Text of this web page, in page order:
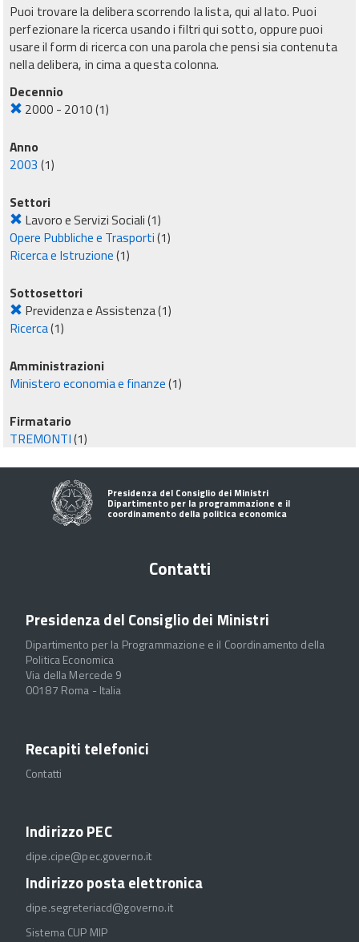
Puoi trovare la delibera scorrendo la lista, qui al lato. Puoi
perfezionare la ricerca usando i filtri qui sotto, oppure puoi
usare il form di ricerca con una parola che pensi sia contenuta
nella delibera, in cima a questa colonna.
Decennio
2000 - 2010(1)
Anno
2003 (1)
Settori
Lavoro e Servizi Sociali(1)
Opere Pubbliche e Trasporti(1)
Ricerca e Istruzione(1)
Sottosettori
Previdenza e Assistenza(1)
Ricerca(1)
Amministrazioni
Ministero economia e finanze(1)
Firmatario
TREMONTI(1)
Presidenza del Consiglio dei Ministri
Dipartimento per la programmazione e il
coordinamento della politica economica
Contatti
Presidenza del Consiglio dei Ministri
Dipartimento per la Programmazione e il Coordinamento della
Politica Economica
Via della Mercede 9
00187 Roma - Italia
Recapiti telefonici
Contatti
Indirizzo PEC
dipe.cipe@pec.governo.it
Indirizzo posta elettronica
dipe.segreteriacd@governo.it
Sistema CUP MIP